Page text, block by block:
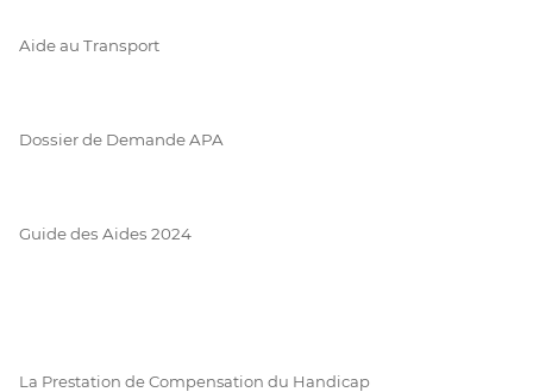
Aide au Transport
Dossier de Demande APA
Guide des Aides 2024
La Prestation de Compensation du Handicap